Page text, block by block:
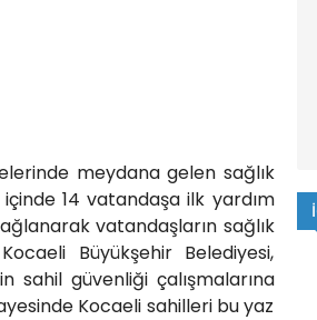
meydana gelen sağlık
14 vatandaşa ilk yardım
vatandaşların sağlık
Büyükşehir Belediyesi,
sahil güvenliği çalışmalarına
Kocaeli sahilleri bu yaz